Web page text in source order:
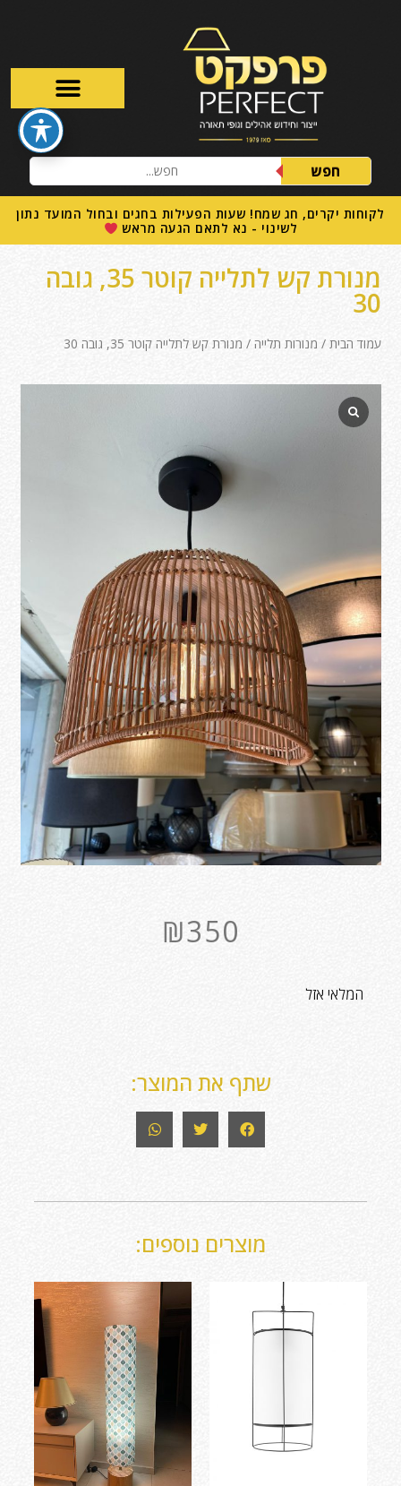
חפש
לקוחות יקרים, חג שמח! שעות הפעילות בחגים ובחול המועד נתון
לשינוי - נא לתאם הגעה מראש
מנורת קש לתלייה קוטר 35, גובה
30
עמוד הבית / מנורות תלייה / מנורת קש לתלייה קוטר 35, גובה 30
₪350
המלאי אזל
שתף את המוצר:
מוצרים נוספים: